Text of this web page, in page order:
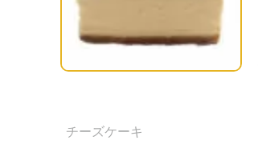
チーズケーキ